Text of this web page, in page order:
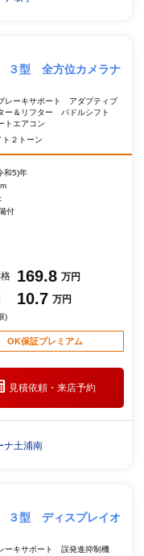
３型 全方位カメラナ
ーキサポート アダプティブ
ー＆リフター パドルシフト
エアコン
２トーン
和5)年
付
169.8 万円
10.7 万円
)
OK保証プレミアム
見積依頼・来店予約
ナ土浦南
３型 ディスプレイオ
ーキサポート 誤発進抑制機